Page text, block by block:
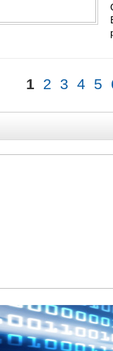
1 2 3 4 5